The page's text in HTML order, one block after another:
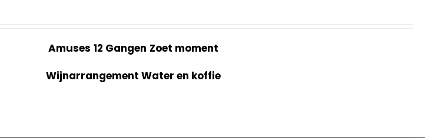
Amuses 12 Gangen Zoet moment
Wijnarrangement Water en koffie